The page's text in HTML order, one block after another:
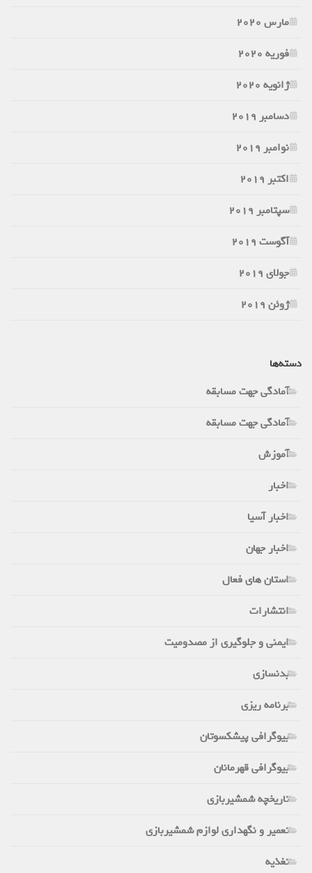
مارس 2020
فوریه 2020
ژانویه 2020
دسامبر 2019
نوامبر 2019
اکتبر 2019
سپتامبر 2019
آگوست 2019
جولای 2019
ژوئن 2019
دسته‌ها
آمادگی جهت مسابقه
آمادگی جهت مسابقه
آموزش
اخبار
اخبار آسیا
اخبار جهان
استان های فعال
انتشارات
ایمنی و جلوگیری از مصدومیت
بدنسازی
برنامه ریزی
بیوگرافی پیشکسوتان
بیوگرافی قهرمانان
تاریخچه شمشیربازی
تعمیر و نگهداری لوازم شمشیربازی
تغذیه